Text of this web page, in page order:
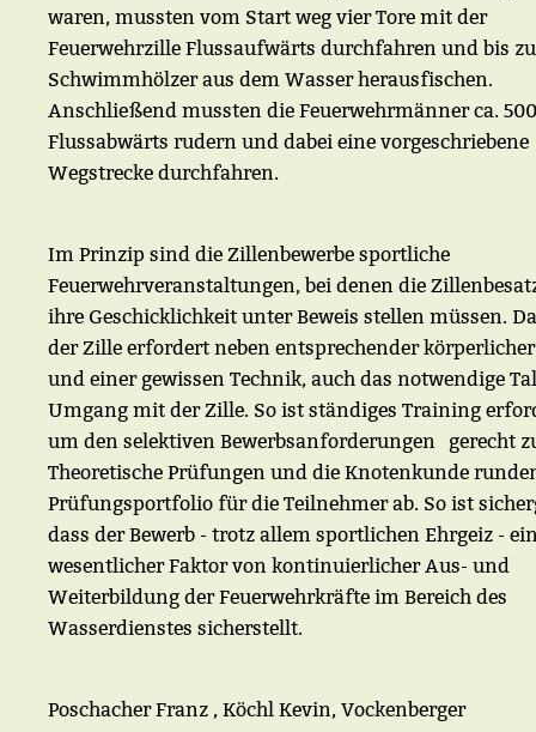
waren, mussten vom Start weg vier Tore mit der
Feuerwehrzille Flussaufwärts durchfahren und bis
Schwimmhölzer aus dem Wasser herausfischen.
Anschließend mussten die Feuerwehrmänner ca.
Flussabwärts rudern und dabei eine vorgeschriebene
Wegstrecke durchfahren.
Im Prinzip sind die Zillenbewerbe sportliche
Feuerwehrveranstaltungen, bei denen die
ihre Geschicklichkeit unter Beweis stellen müssen.
der Zille erfordert neben entsprechender
und einer gewissen Technik, auch das notwendige
Umgang mit der Zille. So ist ständiges Training
um den selektiven Bewerbsanforderungen gerecht
Theoretische Prüfungen und die Knotenkunde
Prüfungsportfolio für die Teilnehmer ab. So ist
dass der Bewerb - trotz allem sportlichen Ehrgeiz -
wesentlicher Faktor von kontinuierlicher Aus- und
Weiterbildung der Feuerwehrkräfte im Bereich des
Wasserdienstes sicherstellt.
Poschacher Franz , Köchl Kevin, Vockenberger